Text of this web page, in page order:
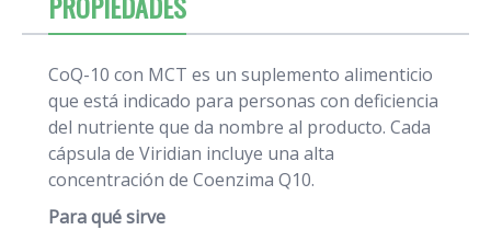
CoQ-10 con MCT es un suplemento alimenticio
que está indicado para personas con deficiencia
del nutriente que da nombre al producto. Cada
cápsula de Viridian incluye una alta
concentración de Coenzima Q10.
Para qué sirve